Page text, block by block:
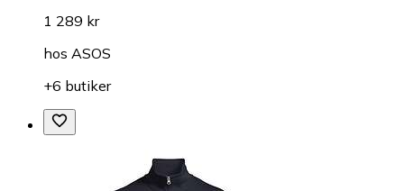
1 289 kr
hos ASOS
+6 butiker